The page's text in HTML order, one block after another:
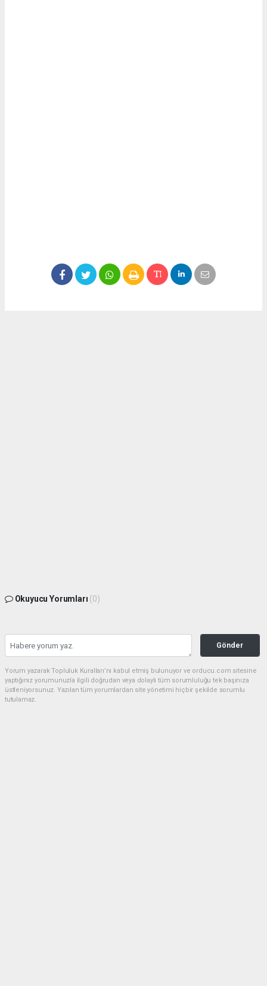
Okuyucu Yorumları (0)
Gönder
Yorum yazarak Topluluk Kuralları’nı kabul etmiş bulunuyor ve orducu.com sitesine
yaptığınız yorumunuzla ilgili doğrudan veya dolaylı tüm sorumluluğu tek başınıza
üstleniyorsunuz. Yazılan tüm yorumlardan site yönetimi hiçbir şekilde sorumlu
tutulamaz.